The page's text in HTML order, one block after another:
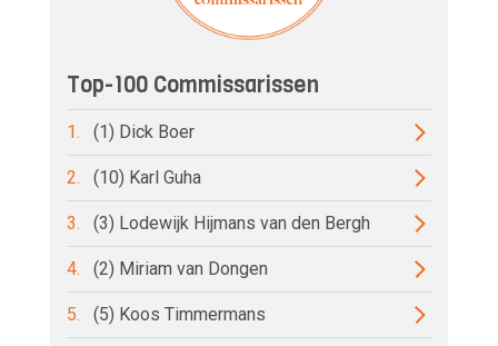
Top-100 Commissarissen
1. (1) Dick Boer
2. (10) Karl Guha
3. (3) Lodewijk Hijmans van den Bergh
4. (2) Miriam van Dongen
5. (5) Koos Timmermans